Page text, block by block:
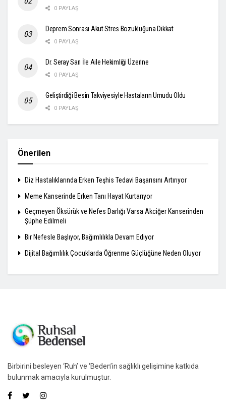
0 PAYLAŞ
Deprem Sonrası Akut Stres Bozukluğuna Dikkat
0 PAYLAŞ
Dr. Seray Sarı İle Aile Hekimliği Üzerine
0 PAYLAŞ
Geliştirdiği Besin Takviyesiyle Hastaların Umudu Oldu
0 PAYLAŞ
Önerilen
Diz Hastalıklarında Erken Teşhis Tedavi Başarısını Artırıyor
Meme Kanserinde Erken Tanı Hayat Kurtarıyor
Geçmeyen Öksürük ve Nefes Darlığı Varsa Akciğer Kanserinden
Şüphe Edilmeli
Bir Nefesle Başlıyor, Bağımlılıkla Devam Ediyor
Dijital Bağımlılık Çocuklarda Öğrenme Güçlüğüne Neden Oluyor
Birbirini besleyen ‘Ruh’ ve ‘Beden’in sağlıklı gelişimine katkıda
bulunmak amacıyla kurulmuştur.